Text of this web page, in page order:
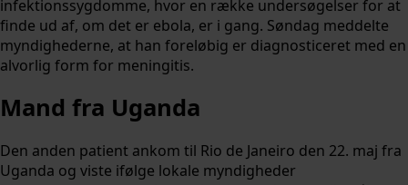
infektionssygdomme, hvor en række undersøgelser for at
finde ud af, om det er ebola, er i gang. Søndag meddelte
myndighederne, at han foreløbig er diagnosticeret med en
alvorlig form for meningitis.
Mand fra Uganda
Den anden patient ankom til Rio de Janeiro den 22. maj fra
Uganda og viste ifølge lokale myndigheder